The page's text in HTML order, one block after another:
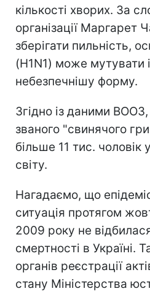
кількості хворих. За
організації Маргарет
зберігати пильність,
(H1N1) може мутувати
небезпечнішу форму.
Згідно із даними ВООЗ,
званого "свинячого
більше 11 тис. чоловік
світу.
Нагадаємо, що
ситуація протягом
2009 року не
смертності в Україні.
органів реєстрації
стану Міністерства